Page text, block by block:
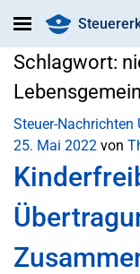
Schlagwort:
Steuer-Nachrichten
25. Mai 2022 von